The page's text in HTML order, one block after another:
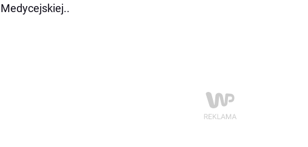
Medycejskiej..